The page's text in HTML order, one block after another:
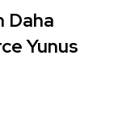
Daha
Yunus